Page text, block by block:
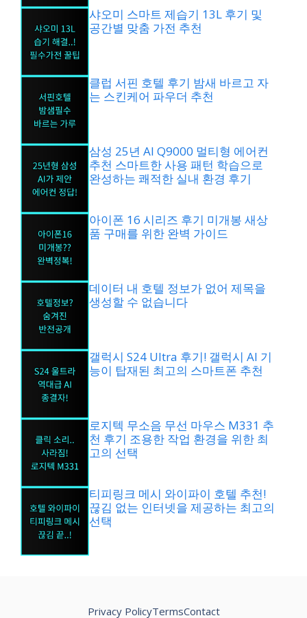
샤오미 스마트 제습기 13L 후기 및
공간별 맞춤 가전 추천
클럽 서핀 호텔 후기 밤새 바르고 자
는 스킨케어 파우더 추천
삼성 25년 AI Q9000 멀티형 에어컨
추천 스마트한 사용 패턴 학습으로
완성하는 쾌적한 실내 환경 후기
아이폰 16 시리즈 후기 미개봉 새상
품 구매를 위한 완벽 가이드
데이터 내 호텔 정보가 없어 제목을
생성할 수 없습니다
갤럭시 S24 Ultra 후기! 갤럭시 AI 기
능이 탑재된 최고의 스마트폰 추천
로지텍 무소음 무선 마우스 M331 추
천 후기 조용한 작업 환경을 위한 최
고의 선택
티피링크 메시 와이파이 호텔 추천!
끊김 없는 인터넷을 제공하는 최고의
선택
Privacy PolicyTermsContact